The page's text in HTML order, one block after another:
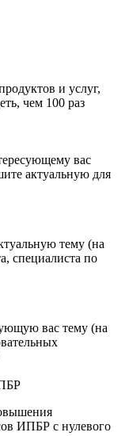
и услуг,
чем 100 раз
вас
актуальную для
тему (на
специалиста по
вас тему (на
ИПБР с нулевого